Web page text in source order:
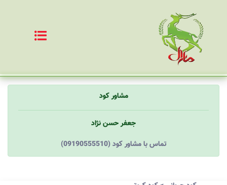
مشاور کود
جعفر حسن نژاد
(09190555510) تماس با مشاور کود